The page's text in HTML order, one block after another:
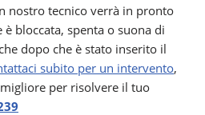
nostro tecnico verrà in pronto
bloccata, spenta o suona di
dopo che è stato inserito il
subito per un intervento,
per risolvere il tuo